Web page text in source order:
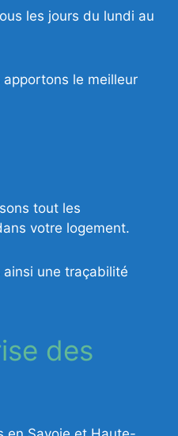
les jours du lundi au
le meilleur
tout les
votre logement.
une traçabilité
des